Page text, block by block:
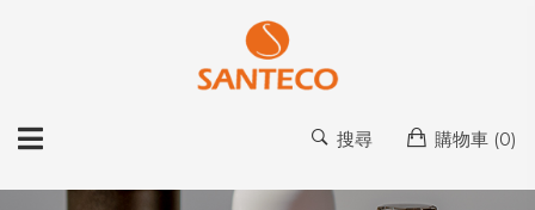
搜尋 購物車 (0)